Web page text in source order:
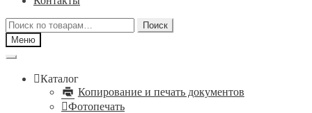
Искать:
Поиск
Меню
Каталог
Копирование и печать документов
Фотопечать